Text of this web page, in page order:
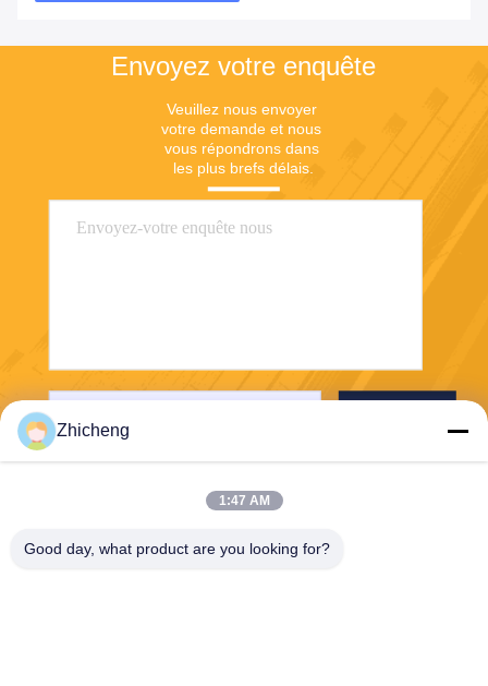
Envoyez votre enquête
Veuillez nous envoyer
votre demande et nous
vous répondrons dans
les plus brefs délais.
Zhicheng
1:47 AM
Good day, what product are you looking for?